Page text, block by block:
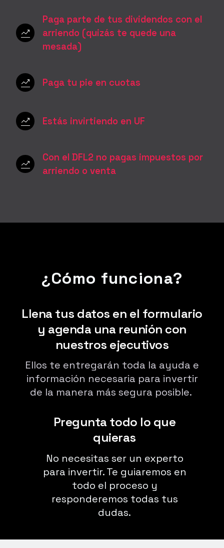
Paga parte de tus dividendos con el
arriendo (quizás te quede una
mesada)
Paga tu pie en cuotas
Estás invirtiendo en UF
Con el DFL2 no pagas impuestos por
arriendo o venta
¿Cómo funciona?
Llena tus datos en el formulario
y agenda una reunión con
nuestros ejecutivos
Ellos te entregarán toda la ayuda e
información necesaria para invertir
de la manera más segura posible.
Pregunta todo lo que
quieras
No necesitas ser un experto
para invertir. Te guiaremos en
todo el proceso y
responderemos todas tus
dudas.